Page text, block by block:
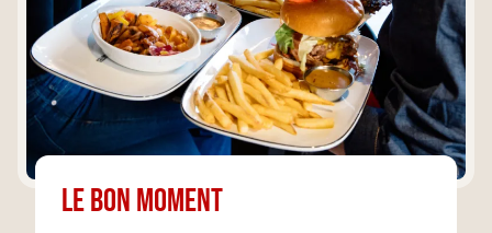
Le bon moment